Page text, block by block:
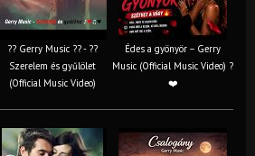
?? Gerry Music ?? - ??
Szerelem és gyűlölet
(Official Music Video)
Édes a gyönyör – Gerry
Music (Official Music Video) ?
❤️